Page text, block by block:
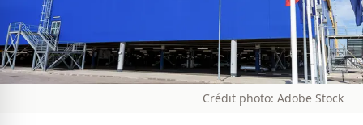
Crédit photo: Adobe Stock